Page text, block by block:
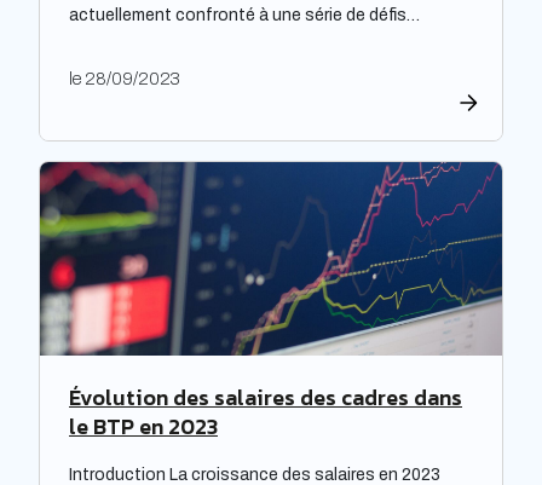
actuellement confronté à une série de défis
répondre à leurs obligations de rénovation, mais
étude prospective réalisée par la Banque des
territoires met en lumière les enjeux majeurs […]
le 28/09/2023
Évolution des salaires des cadres dans
le BTP en 2023
Introduction La croissance des salaires en 2023